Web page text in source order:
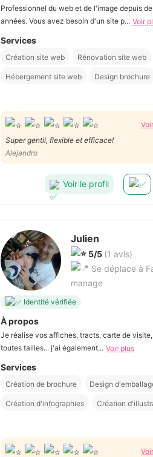
Professionnel du web et de l'image depuis
années. Vous avez besoin d'un site p... Voir
Services
Création site web Rénovation site web
Hébergement site web Design brochure
Super gentil, flexible et efficace!
Alejandro
Voir le profil
Julien
5/5 (1 avis)
Se déplace à
manage
Identité vérifiée
À propos
Je réalise vos affiches, tracts, carte de
toutes tailles... j'ai également... Voir plus
Services
Création de brochure Design
Création d'infographies Création